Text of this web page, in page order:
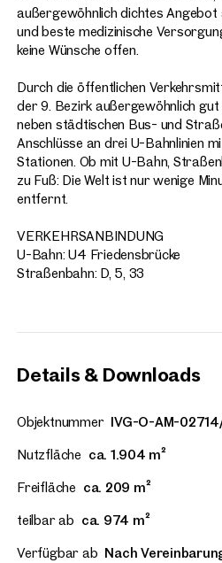
außergewöhnlich dichtes Angebot
und beste medizinische
keine Wünsche offen.
Durch die öffentlichen
der 9. Bezirk außergewöhnlich
neben städtischen Bus- und
Anschlüsse an drei U-Bahnlinien
Stationen. Ob mit U-Bahn,
zu Fuß: Die Welt ist nur wenige
entfernt.
VERKEHRSANBINDUNG
U-Bahn: U4 Friedensbrücke
Straßenbahn: D, 5, 33
Details & Downloads
Objektnummer IVG-O-AM-
Nutzfläche ca. 1.904 m²
Freifläche ca. 209 m²
teilbar ab ca. 974 m²
Verfügbar ab Nach